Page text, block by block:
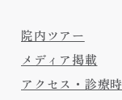
院内ツアー
メディア掲載
アクセス・診療